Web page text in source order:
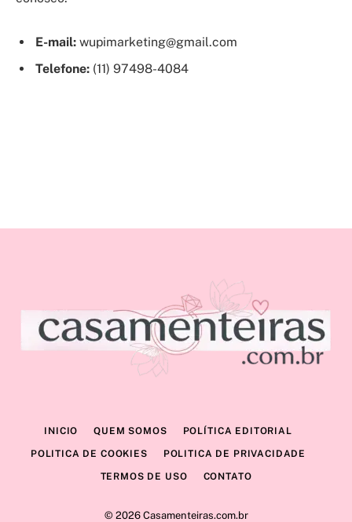
E-mail: wupimarketing@gmail.com
Telefone: (11) 97498-4084
INICIO QUEM SOMOS POLÍTICA EDITORIAL
POLITICA DE COOKIES POLITICA DE PRIVACIDADE
TERMOS DE USO CONTATO
© 2026 Casamenteiras.com.br